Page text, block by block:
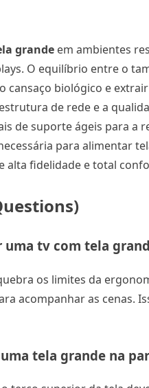
grande em ambientes
O equilíbrio entre o
cansaço biológico e
de rede e a
de suporte ágeis para a
para alimentar
alta fidelidade e total
uma tv com tela
os limites da
acompanhar as cenas.
tela grande na